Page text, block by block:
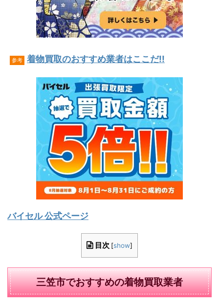
参考 着物買取のおすすめ業者はここだ!!
バイセル 公式ページ
目次 [show]
三笠市でおすすめの着物買取業者